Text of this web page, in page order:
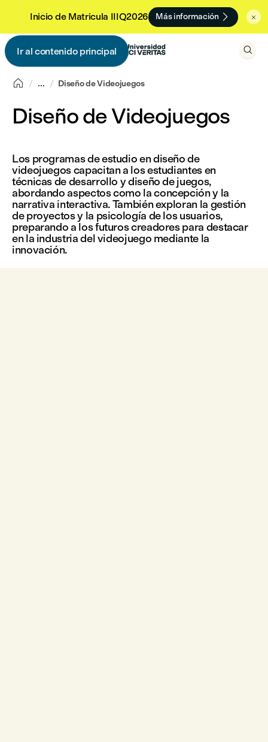
Inicio de Matricula IIIQ2026 Más información  
Ir al contenido principal
 
 ... Diseño de Videojuegos
Diseño de Videojuegos
Los programas de estudio en diseño de
videojuegos capacitan a los estudiantes en
técnicas de desarrollo y diseño de juegos,
abordando aspectos como la concepción y la
narrativa interactiva. También exploran la gestión
de proyectos y la psicología de los usuarios,
preparando a los futuros creadores para destacar
en la industria del videojuego mediante la
innovación.